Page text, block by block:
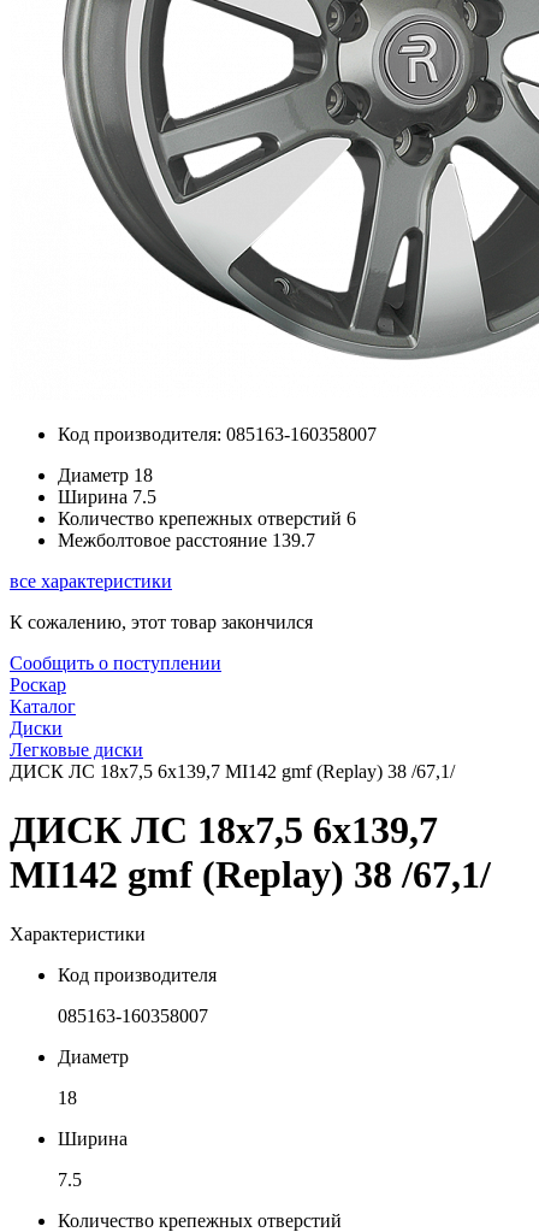
Код производителя: 085163-160358007
Диаметр 18
Ширина 7.5
Количество крепежных отверстий 6
Межболтовое расстояние 139.7
все характеристики
К сожалению, этот товар закончился
Сообщить о поступлении
Роскар
Каталог
Диски
Легковые диски
ДИСК ЛС 18x7,5 6x139,7 MI142 gmf (Replay) 38 /67,1/
ДИСК ЛС 18x7,5 6x139,7
MI142 gmf (Replay) 38 /67,1/
Характеристики
Код производителя
085163-160358007
Диаметр
18
Ширина
7.5
Количество крепежных отверстий